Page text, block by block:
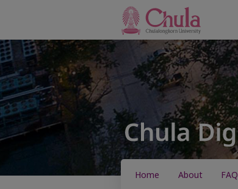
Home About FAQ